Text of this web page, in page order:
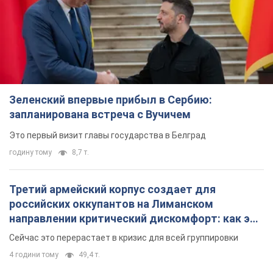
Зеленский впервые прибыл в Сербию:
запланирована встреча с Вучичем
Это первый визит главы государства в Белград
годину тому 8,7 т.
Третий армейский корпус создает для
российских оккупантов на Лиманском
направлении критический дискомфорт: как это
удалось
Сейчас это перерастает в кризис для всей группировки
4 години тому 49,4 т.